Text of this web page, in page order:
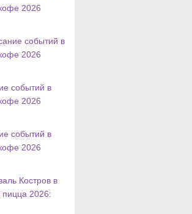
2026
событий в
2026
событий в
2026
событий в
2026
Костров в
2026: